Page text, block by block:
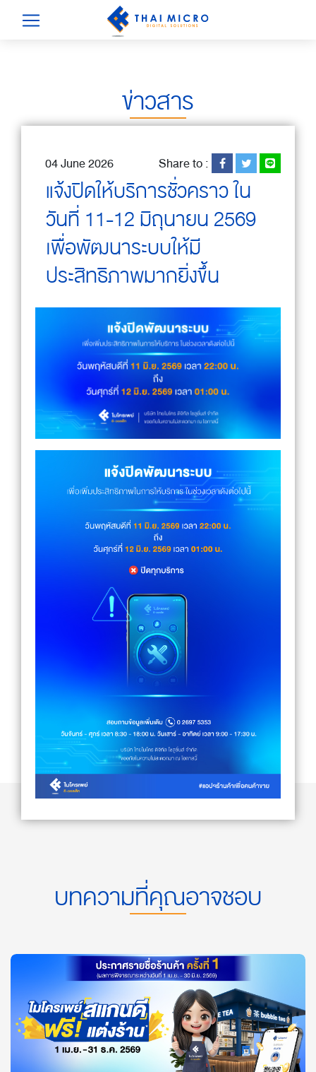
ข่าวสาร
04 June 2026 Share to :
แจ้งปิดให้บริการชั่วคราว ใน
วันที่ 11-12 มิถุนายน 2569
เพื่อพัฒนาระบบให้มี
ประสิทธิภาพมากยิ่งขึ้น
บทความที่คุณอาจชอบ